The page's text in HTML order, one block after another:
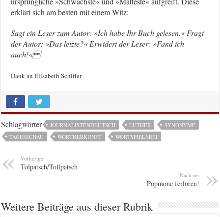
erklärt sich am besten mit einem Witz:
Sagt ein Leser zum Autor: »Ich habe Ihr Buch gelesen.« Fragt
der Autor: »Das letzte?« Erwidert der Leser: »Fand ich
auch!«
Dank an Elisabeth Schiffer
Schlagwörter JOURNALISTENDEUTSCH LUTHER
SYNONYME
TAGESSCHAU
WORTHERKUNFT WORTSPIELEREI
Vorherige
Tolpatsch/Tollpatsch
Nächstes
Popmone ferloren!
Weitere Beiträge aus dieser Rubrik